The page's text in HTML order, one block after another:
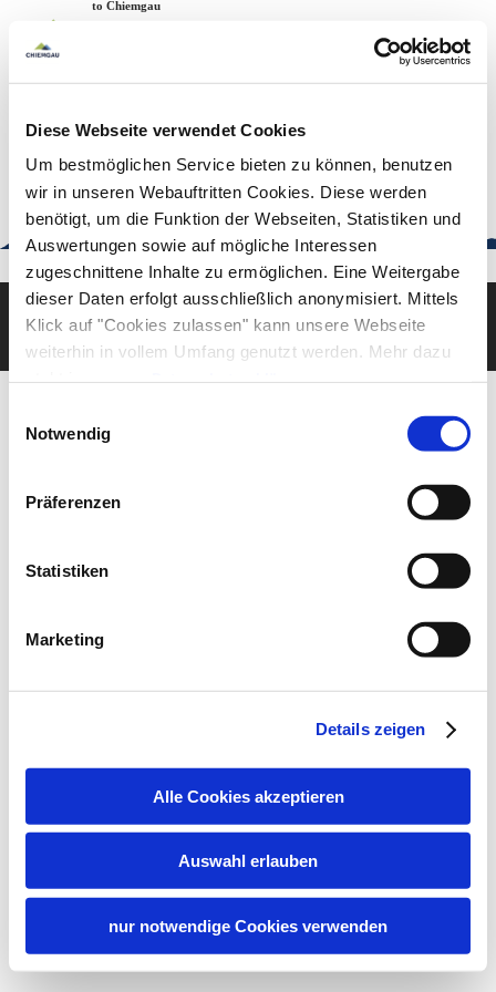
Diese Webseite verwendet Cookies
Um bestmöglichen Service bieten zu können, benutzen
wir in unseren Webauftritten Cookies. Diese werden
benötigt, um die Funktion der Webseiten, Statistiken und
Auswertungen sowie auf mögliche Interessen
zugeschnittene Inhalte zu ermöglichen. Eine Weitergabe
dieser Daten erfolgt ausschließlich anonymisiert. Mittels
Klick auf "Cookies zulassen" kann unsere Webseite
weiterhin in vollem Umfang genutzt werden. Mehr dazu
steht in unserer Datenschutzerklärung.
gelistet.
Notwendig
Präferenzen
Statistiken
Marketing
Details zeigen
Alle Cookies akzeptieren
Auswahl erlauben
nur notwendige Cookies verwenden
Back to the home page
Welcome to Chiemgau
urlaub@chiemgau.bayern
+49 (861) 988 231-20
Good to know
Deutsch English